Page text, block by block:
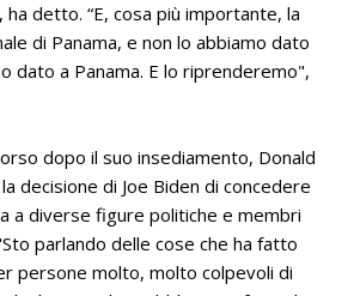
ha detto. “E, cosa più importante, la
di Panama, e non lo abbiamo dato
dato a Panama. E lo riprenderemo",
dopo il suo insediamento, Donald
decisione di Joe Biden di concedere
a diverse figure politiche e membri
parlando delle cose che ha fatto
persone molto, molto colpevoli di